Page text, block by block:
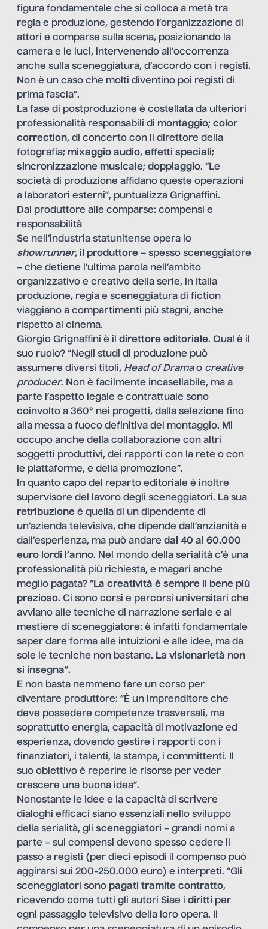
figura fondamentale che si colloca a metà tra
regia e produzione, gestendo l’organizzazione di
attori e comparse sulla scena, posizionando la
camera e le luci, intervenendo all’occorrenza
anche sulla sceneggiatura, d’accordo con i registi.
Non è un caso che molti diventino poi registi di
prima fascia”.
La fase di postproduzione è costellata da ulteriori
professionalità responsabili di montaggio; color
correction, di concerto con il direttore della
fotografia; mixaggio audio, effetti speciali;
sincronizzazione musicale; doppiaggio. “Le
società di produzione affidano queste operazioni
a laboratori esterni”, puntualizza Grignaffini.
Dal produttore alle comparse: compensi e
responsabilità
Se nell’industria statunitense opera lo
showrunner, il produttore – spesso sceneggiatore
– che detiene l’ultima parola nell’ambito
organizzativo e creativo della serie, in Italia
produzione, regia e sceneggiatura di fiction
viaggiano a compartimenti più stagni, anche
rispetto al cinema.
Giorgio Grignaffini è il direttore editoriale. Qual è il
suo ruolo? “Negli studi di produzione può
assumere diversi titoli, Head of Dramao creative
producer. Non è facilmente incasellabile, ma a
parte l’aspetto legale e contrattuale sono
coinvolto a 360° nei progetti, dalla selezione fino
alla messa a fuoco definitiva del montaggio. Mi
occupo anche della collaborazione con altri
soggetti produttivi, dei rapporti con la rete o con
le piattaforme, e della promozione”.
In quanto capo del reparto editoriale è inoltre
supervisore del lavoro degli sceneggiatori. La sua
retribuzione è quella di un dipendente di
un’azienda televisiva, che dipende dall’anzianità e
dall’esperienza, ma può andare dai 40 ai 60.000
euro lordi l’anno. Nel mondo della serialità c’è una
professionalità più richiesta, e magari anche
meglio pagata? “La creatività è sempre il bene più
prezioso. Ci sono corsi e percorsi universitari che
avviano alle tecniche di narrazione seriale e al
mestiere di sceneggiatore: è infatti fondamentale
saper dare forma alle intuizioni e alle idee, ma da
sole le tecniche non bastano. La visionarietà non
si insegna”.
E non basta nemmeno fare un corso per
diventare produttore: “È un imprenditore che
deve possedere competenze trasversali, ma
soprattutto energia, capacità di motivazione ed
esperienza, dovendo gestire i rapporti con i
finanziatori, i talenti, la stampa, i committenti. Il
suo obiettivo è reperire le risorse per veder
crescere una buona idea”.
Nonostante le idee e la capacità di scrivere
dialoghi efficaci siano essenziali nello sviluppo
della serialità, gli sceneggiatori – grandi nomi a
parte – sui compensi devono spesso cedere il
passo a registi (per dieci episodi il compenso può
aggirarsi sui 200-250.000 euro) e interpreti. “Gli
sceneggiatori sono pagati tramite contratto,
ricevendo come tutti gli autori Siae i diritti per
ogni passaggio televisivo della loro opera. Il